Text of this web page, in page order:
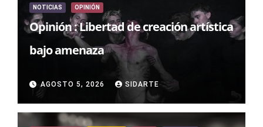
NOTICIAS OPINIÓN
Opinión : Libertad de creación artística
bajo amenaza
AGOSTO 5, 2026 SIDARTE